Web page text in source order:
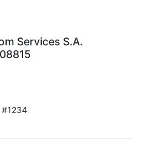
Services S.A.